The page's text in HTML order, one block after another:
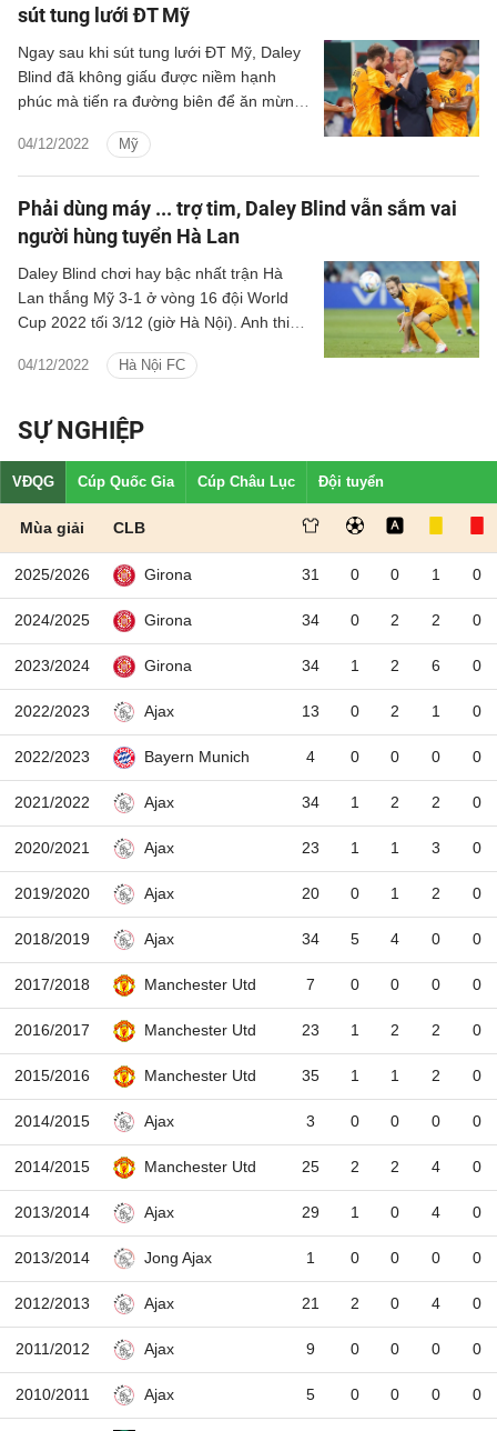
sút tung lưới ĐT Mỹ
04/12/2022 Mỹ
Ngay sau khi sút tung lưới ĐT Mỹ, Daley
Blind đã không giấu được niềm hạnh
phúc mà tiến ra đường biên để ăn mừng
Phải dùng máy ... trợ tim, Daley Blind vẫn sắm vai
người hùng tuyển Hà Lan
04/12/2022 Hà Nội FC
Daley Blind chơi hay bậc nhất trận Hà
Lan thắng Mỹ 3-1 ở vòng 16 đội World
Cup 2022 tối 3/12 (giờ Hà Nội). Anh thi
(ICD) từ năm 2019 tới nay.
SỰ NGHIỆP
VĐQG Cúp Quốc Gia Cúp Châu Lục Đội tuyển
Mùa giải CLB
2025/2026 Girona 31 0 0 1 0
2024/2025 Girona 34 0 2 2 0
2023/2024 Girona 34 1 2 6 0
2022/2023 Ajax 13 0 2 1 0
2022/2023 Bayern Munich 4 0 0 0 0
2021/2022 Ajax 34 1 2 2 0
2020/2021 Ajax 23 1 1 3 0
2019/2020 Ajax 20 0 1 2 0
2018/2019 Ajax 34 5 4 0 0
2017/2018 Manchester Utd 7 0 0 0 0
2016/2017 Manchester Utd 23 1 2 2 0
2015/2016 Manchester Utd 35 1 1 2 0
2014/2015 Ajax 3 0 0 0 0
2014/2015 Manchester Utd 25 2 2 4 0
2013/2014 Ajax 29 1 0 4 0
2013/2014 Jong Ajax 1 0 0 0 0
2012/2013 Ajax 21 2 0 4 0
2011/2012 Ajax 9 0 0 0 0
2010/2011 Ajax 5 0 0 0 0